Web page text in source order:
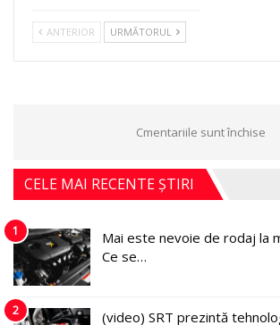
ANTERIOR URMĂTORUL
Cmentariile sunt închise
CELE MAI RECENTE ȘTIRI
1
Mai este nevoie de rodaj la
Ce se…
2 (video) SRT prezintă